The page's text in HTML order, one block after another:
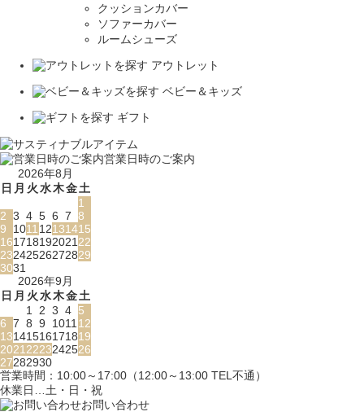
クッションカバー
ソファーカバー
ルームシューズ
アウトレット
ベビー＆キッズ
ギフト
営業日時のご案内
2026年8月
日 月 火水木金土
1
2 3 4 5 6 7 8
9
1011 12131415
161718192021 22
23242526272829
3031
2026年9月
日 月 火水木金土
1
2 3 4 5
6 7 8 9 1011 12
13141516171819
2021 2223242526
27282930
営業時間：10:00～17:00（12:00～13:00 TEL不通）
休業日…土・日・祝
お問い合わせ